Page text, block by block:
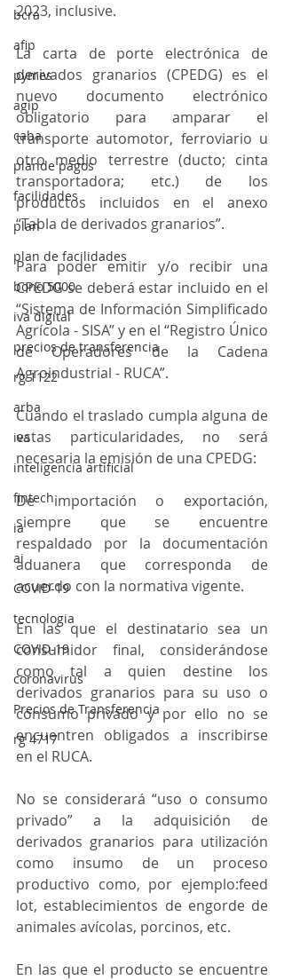
bcra
afip
pymes
agip
caba
plande pagos
facilidades
plan
plan de facilidades
bono 5000
iva digital
precios de transferencia
rg 1122
arba
iva
inteligencia artificial
fintech
ia
ai
COVID-19
tecnologia
COVID-19
coronavirus
Precios de Transferencia
rg 4717
2023, inclusive.
La carta de porte electrónica de
derivados granarios (CPEDG) es el
nuevo documento electrónico
obligatorio para amparar el
transporte automotor, ferroviario u
otro medio terrestre (ducto; cinta
transportadora; etc.) de los
productos incluidos en el anexo
“Tabla de derivados granarios”.
Para poder emitir y/o recibir una
CPEDG se deberá estar incluido en el
“Sistema de Información Simplificado
Agrícola - SISA” y en el “Registro Único
de Operadores de la Cadena
Agroindustrial - RUCA”.
Cuando el traslado cumpla alguna de
estas particularidades, no será
necesaria la emisión de una CPEDG:
De importación o exportación,
siempre que se encuentre
respaldado por la documentación
aduanera que corresponda de
acuerdo con la normativa vigente.
En las que el destinatario sea un
consumidor final, considerándose
como tal a quien destine los
derivados granarios para su uso o
consumo privado y por ello no se
encuentren obligados a inscribirse
en el RUCA.
No se considerará “uso o consumo
privado” a la adquisición de
derivados granarios para utilización
como insumo de un proceso
productivo como, por ejemplo:feed
lot, establecimientos de engorde de
animales avícolas, porcinos, etc.
En las que el producto se encuentre